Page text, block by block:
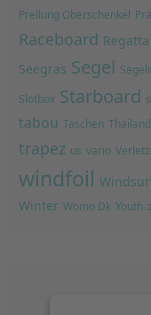
Prellung Oberschenkel
Raceboard Regatta
Seegras Segel
Slotbox Starboard
tabou Taschen Thailand
trapez us vario
windfoil
Winter Womo Dk Youth